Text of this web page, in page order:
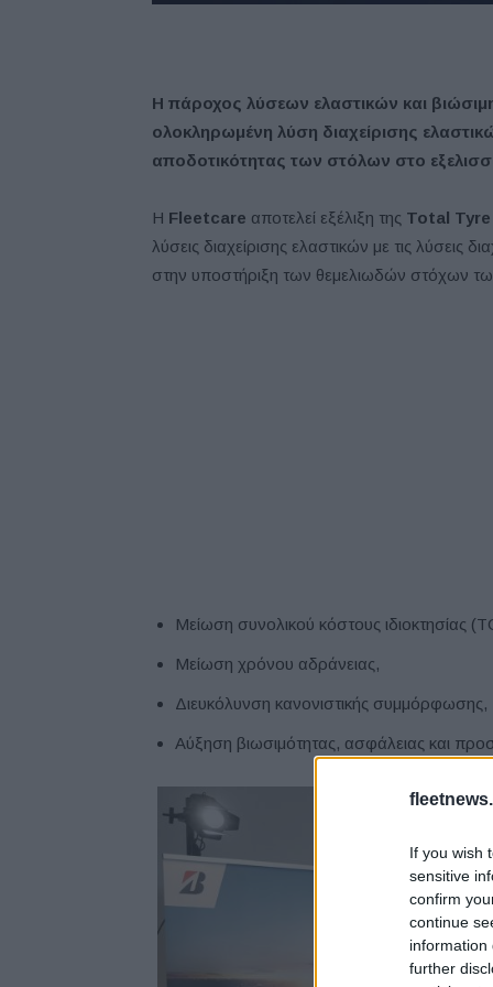
If you wish
sensitive
confirm
continue
information
further
Η πάροχος λύσεων ελαστικών και
ολοκληρωμένη λύση διαχείρισης
αποδοτικότητας των στόλων στο
Η Fleetcare αποτελεί εξέλιξη της Total Tyre
λύσεις διαχείρισης ελαστικών με τις λύσεις
στην υποστήριξη των θεμελιωδών στόχων
Μείωση συνολικού κόστους ιδιοκτησίας
Μείωση χρόνου αδράνειας,
Διευκόλυνση κανονιστικής συμμόρφωσης,
Αύξηση βιωσιμότητας, ασφάλειας και